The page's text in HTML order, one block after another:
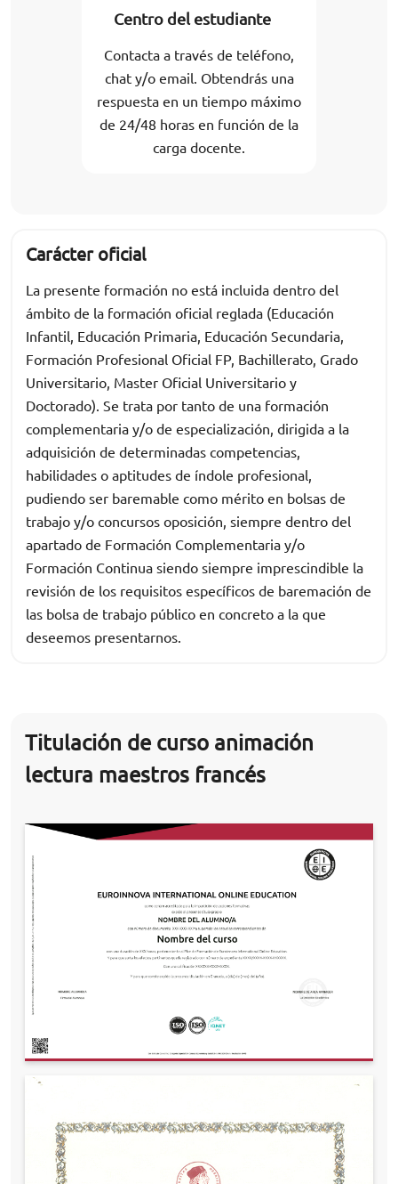
Centro del estudiante
Contacta a través de teléfono,
chat y/o email. Obtendrás una
respuesta en un tiempo máximo
de 24/48 horas en función de la
carga docente.
Carácter oficial
La presente formación no está incluida dentro del
ámbito de la formación oficial reglada (Educación
Infantil, Educación Primaria, Educación Secundaria,
Formación Profesional Oficial FP, Bachillerato, Grado
Universitario, Master Oficial Universitario y
Doctorado). Se trata por tanto de una formación
complementaria y/o de especialización, dirigida a la
adquisición de determinadas competencias,
habilidades o aptitudes de índole profesional,
pudiendo ser baremable como mérito en bolsas de
trabajo y/o concursos oposición, siempre dentro del
apartado de Formación Complementaria y/o
Formación Continua siendo siempre imprescindible la
revisión de los requisitos específicos de baremación de
las bolsa de trabajo público en concreto a la que
deseemos presentarnos.
Titulación de curso animación
lectura maestros francés